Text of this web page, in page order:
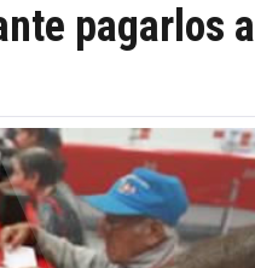
pagarlos a